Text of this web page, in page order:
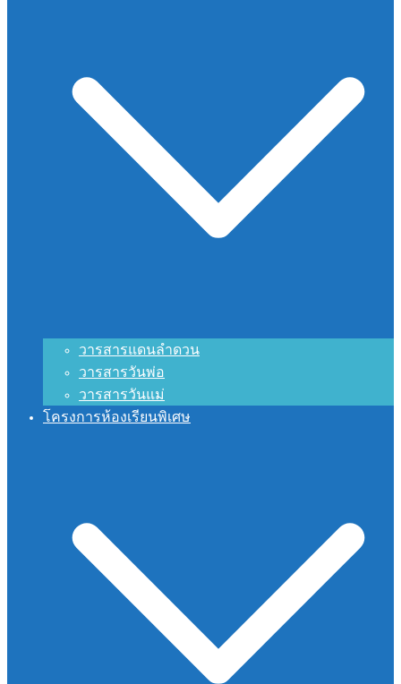
วารสารแดนลำดวน
วารสารวันพ่อ
วารสารวันแม่
โครงการห้องเรียนพิเศษ